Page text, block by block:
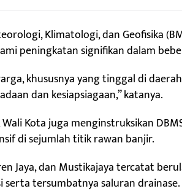
Klimatologi, dan Geofisika
peningkatan signifikan dalam
khususnya yang tinggal di
dan kesiapsiagaan,” katanya.
Kota juga menginstruksikan
di sejumlah titik rawan banjir.
Jaya, dan Mustikajaya tercatat
tersumbatnya saluran drainase.